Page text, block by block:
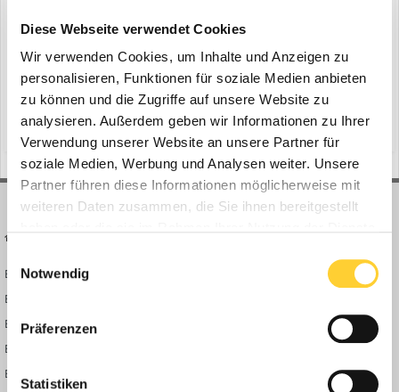
Diese Webseite verwendet Cookies
Wir verwenden Cookies, um Inhalte und Anzeigen zu
personalisieren, Funktionen für soziale Medien anbieten
zu können und die Zugriffe auf unsere Website zu
analysieren. Außerdem geben wir Informationen zu Ihrer
Verwendung unserer Website an unsere Partner für
soziale Medien, Werbung und Analysen weiter. Unsere
Partner führen diese Informationen möglicherweise mit
weiteren Daten zusammen, die Sie ihnen bereitgestellt
Notwendig
Präferenzen
Statistiken
ein Thema erstellte Bauforum24 inNews aus der
Gescher, 24.07.2020 - RUTHMANN präsentiert den dem neuen
STEIGER® T 700 HF. Die kompakte Maschine erreicht erstmals bei
RUTHMANN mit einem Fahrgestell unter 12 m Länge, 70 m
Arbeitshöhe und überragende 41 m Reichweite. Bauforum24
Artikel (20.11.2019): Ruthmann Steiger TB 270 pro Der neu...
29. Juli 2020 drs highflex-arbeitskorb (und 12 weitere)
Bauforum24 News
Bauforum24 TV
BF24 Mediathek
BF24 Fotostrecken
Bauforum Shop